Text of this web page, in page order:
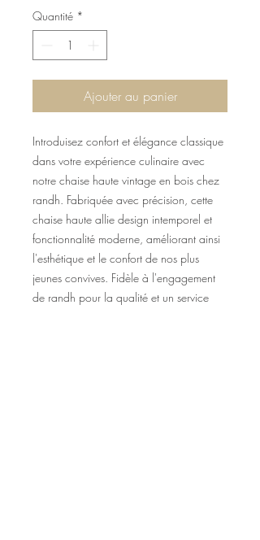
Quantité *
Ajouter au panier
Introduisez confort et élégance classique
dans votre expérience culinaire avec
notre chaise haute vintage en bois chez
randh. Fabriquée avec précision, cette
chaise haute allie design intemporel et
fonctionnalité moderne, améliorant ainsi
l'esthétique et le confort de nos plus
jeunes convives. Fidèle à l'engagement
de randh pour la qualité et un service